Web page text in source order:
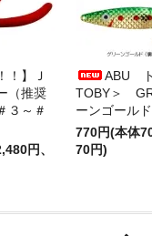
！】Ｊ
（推奨
３～＃
円、
ABU
TOBY＞
ーンゴールド
770円(本体
70円)